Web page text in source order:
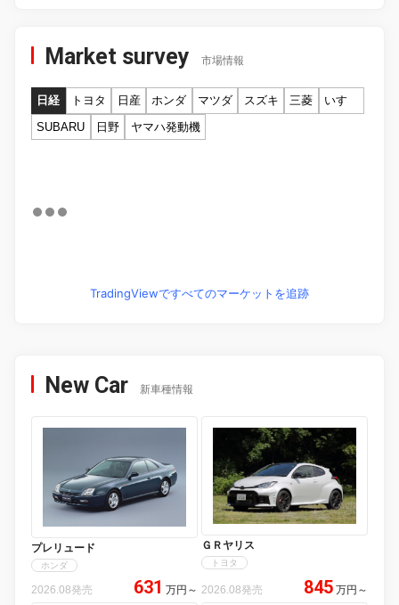
Market survey 市場情報
日経 トヨタ 日産 ホンダ マツダ スズキ 三菱
いすゞ
SUBARU
日野 ヤマハ発動機
TradingViewですべてのマーケットを追跡
New Car 新車種情報
プレリュード
ホンダ
2026.08発売 631 万円 ～
ＧＲヤリス
トヨタ
2026.08発売 845 万円 ～